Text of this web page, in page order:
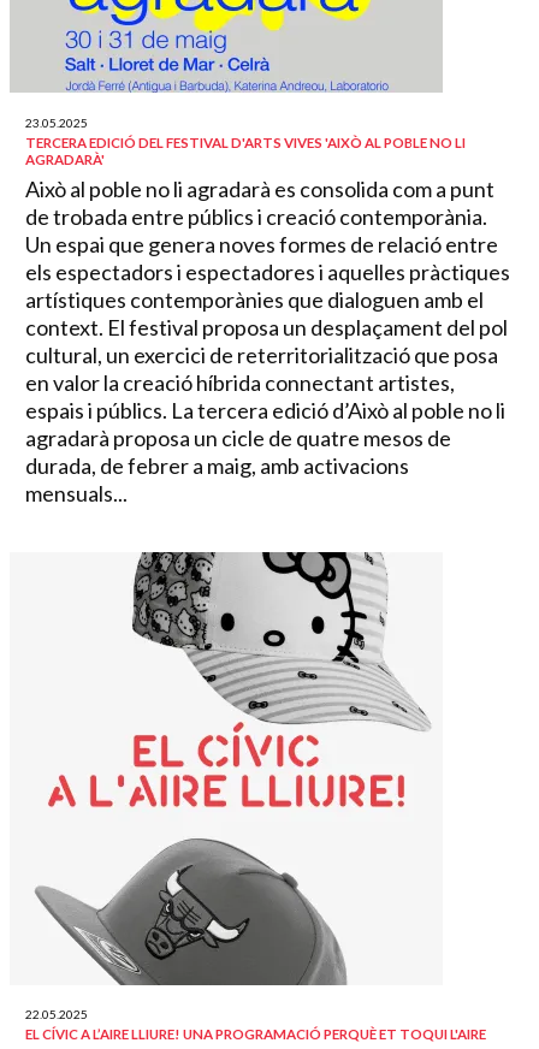
23.05.2025
TERCERA EDICIÓ DEL FESTIVAL D'ARTS VIVES 'AIXÒ AL POBLE NO LI
AGRADARÀ'
Això al poble no li agradarà es consolida com a punt
de trobada entre públics i creació contemporània.
Un espai que genera noves formes de relació entre
els espectadors i espectadores i aquelles pràctiques
artístiques contemporànies que dialoguen amb el
context. El festival proposa un desplaçament del pol
cultural, un exercici de reterritorialització que posa
en valor la creació híbrida connectant artistes,
espais i públics. La tercera edició d’Això al poble no li
agradarà proposa un cicle de quatre mesos de
durada, de febrer a maig, amb activacions
mensuals...
22.05.2025
EL CÍVIC A L’AIRE LLIURE! UNA PROGRAMACIÓ PERQUÈ ET TOQUI L'AIRE